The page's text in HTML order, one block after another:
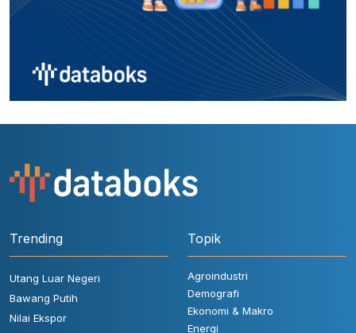
Trending
Utang Luar Negeri
Bawang Putih
Nilai Ekspor
Topik
Agroindustri
Demografi
Ekonomi & Makro
Energi